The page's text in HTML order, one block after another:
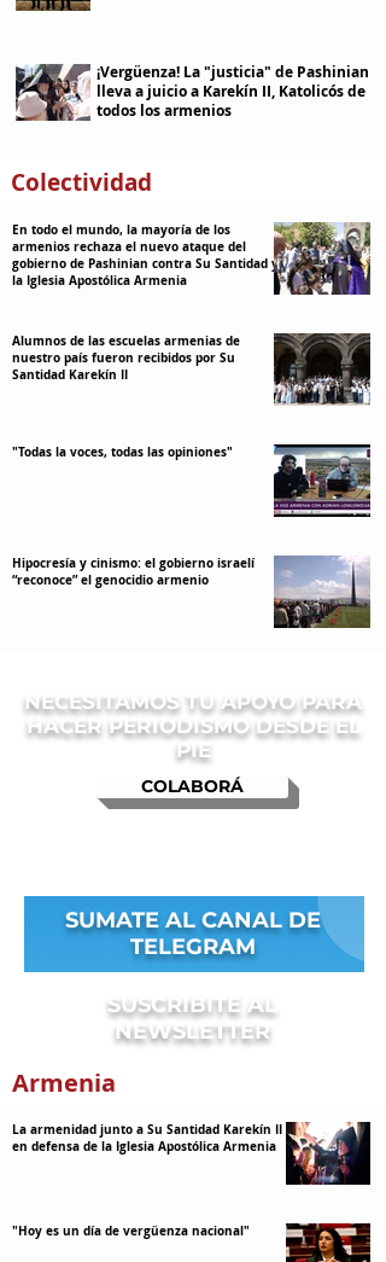
¡Vergüenza! La "justicia" de Pashinian
lleva a juicio a Karekín II, Katolicós de
todos los armenios
Colectividad
En todo el mundo, la mayoría de los
armenios rechaza el nuevo ataque del
gobierno de Pashinian contra Su Santidad y
la Iglesia Apostólica Armenia
Alumnos de las escuelas armenias de
nuestro país fueron recibidos por Su
Santidad Karekín II
"Todas la voces, todas las opiniones"
Hipocresía y cinismo: el gobierno israelí
“reconoce” el genocidio armenio
NECESITAMOS TU APOYO PARA
HACER PERIODISMO DESDE EL
PIE
COLABORÁ
SUMATE AL CANAL DE
TELEGRAM
SUSCRIBITE AL
NEWSLETTER
Armenia
La armenidad junto a Su Santidad Karekín II y
en defensa de la Iglesia Apostólica Armenia
"Hoy es un día de vergüenza nacional"